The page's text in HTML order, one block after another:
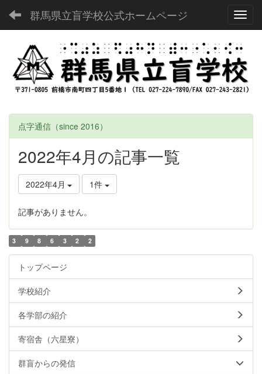
群馬県立盲学校公式ホームページ
点字通信（since 2016）
2022年4月の記事一覧
2022年4月 1件
記事がありません。
3 9 8 6 3 2 2
トップページ
学校紹介
各学部の紹介
寄宿舎（六星寮）
群盲からの発信